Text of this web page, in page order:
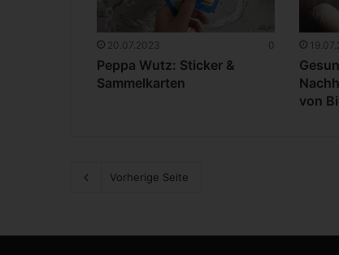
20.07.2023 0
Peppa Wutz: Sticker &
Sammelkarten
von
Vorherige Seite